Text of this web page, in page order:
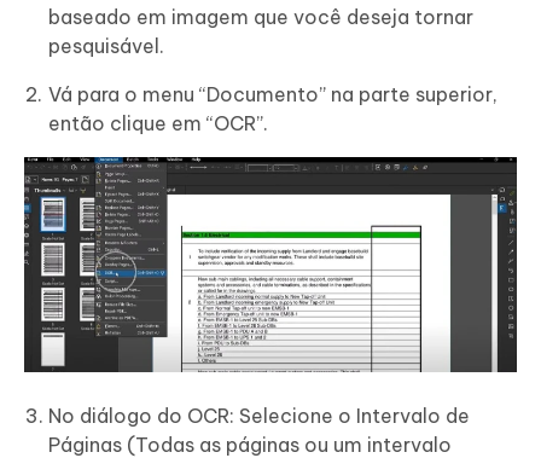
baseado em imagem que você deseja tornar
pesquisável.
Vá para o menu “Documento” na parte superior,
então clique em “OCR”.
No diálogo do OCR: Selecione o Intervalo de
Páginas (Todas as páginas ou um intervalo